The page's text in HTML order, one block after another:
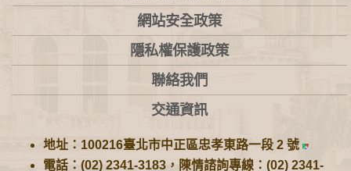
網站安全政策
隱私權保護政策
聯絡我們
交通資訊
地址：100216臺北市中正區忠孝東路一段 2 號
電話：(02) 2341-3183，陳情諮詢專線：(02) 2341-